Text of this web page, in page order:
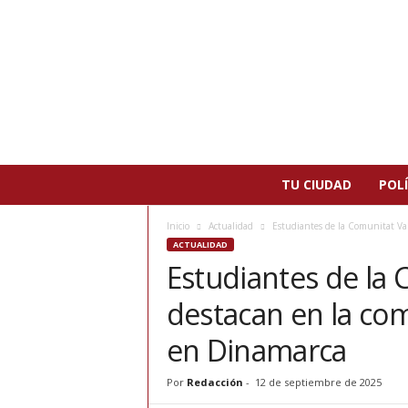
TU CIUDAD
Inicio Actualidad Estudiantes de la Comunitat
ACTUALIDAD
Estudiantes de la
destacan en la
en Dinamarca
Por Redacción - 12 de septiembre de 2025